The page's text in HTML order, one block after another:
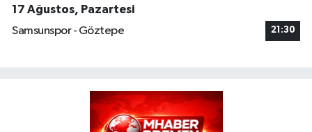
17 Ağustos, Pazartesi
Samsunspor - Göztepe
21:30